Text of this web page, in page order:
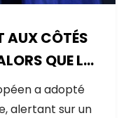
AUX CÔTÉS
QUE LE
SUR LES
a adopté
alertant sur un